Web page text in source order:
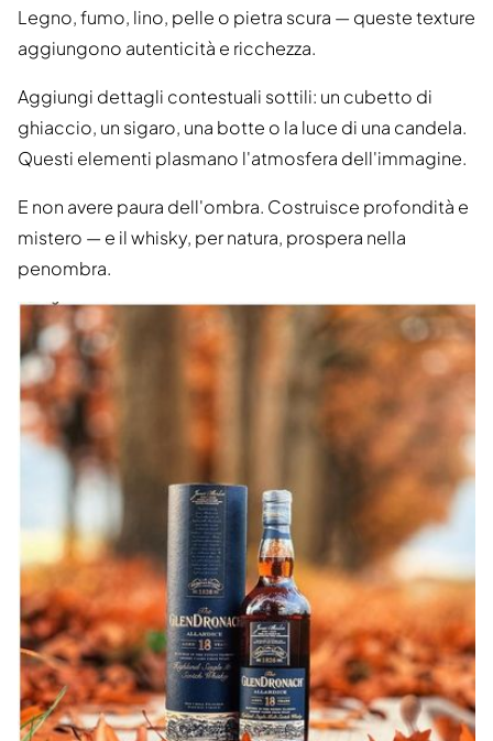
Legno, fumo, lino, pelle o pietra scura — queste texture
aggiungono autenticità e ricchezza.
Aggiungi dettagli contestuali sottili: un cubetto di
ghiaccio, un sigaro, una botte o la luce di una candela.
Questi elementi plasmano l'atmosfera dell'immagine.
E non avere paura dell'ombra. Costruisce profondità e
mistero — e il whisky, per natura, prospera nella
penombra.